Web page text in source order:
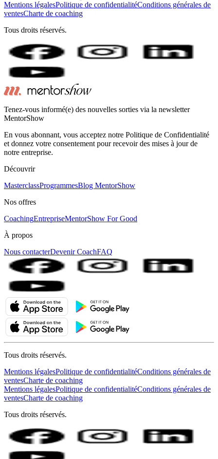
Mentions légalesPolitique de confidentialitéConditions générales de
ventesCharte de coaching
Tous droits réservés.
Tenez-vous informé(e) des nouvelles sorties via la newsletter
MentorShow
En vous abonnant, vous acceptez notre Politique de Confidentialité
et donnez votre consentement pour recevoir des mises à jour de
notre entreprise.
Découvrir
MasterclassProgrammesBlog MentorShow
Nos offres
CoachingEntrepriseMentorShow For Good
À propos
Nous contacterDevenir CoachFAQ
Tous droits réservés.
Mentions légalesPolitique de confidentialitéConditions générales de
ventesCharte de coaching
Mentions légalesPolitique de confidentialitéConditions générales de
ventesCharte de coaching
Tous droits réservés.